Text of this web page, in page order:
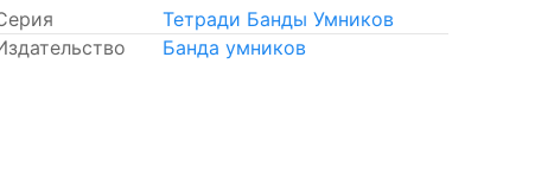
Тетради Банды Умников
Банда умников